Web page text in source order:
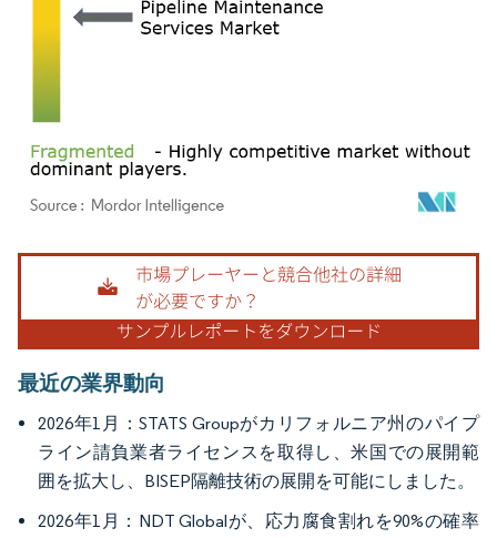
画像 © Mordor Intelligence。再利用にはCC BY 4.0の表示が必要です。
最近の業界動向
2026年1月：STATS Groupがカリフォルニア州のパイプ
ライン請負業者ライセンスを取得し、米国での展開範
囲を拡大し、BISEP隔離技術の展開を可能にしました。
2026年1月：NDT Globalが、応力腐食割れを90%の確率